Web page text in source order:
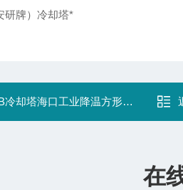
研牌）冷却塔*
塔海口工业降温方形冷却塔厂家
在